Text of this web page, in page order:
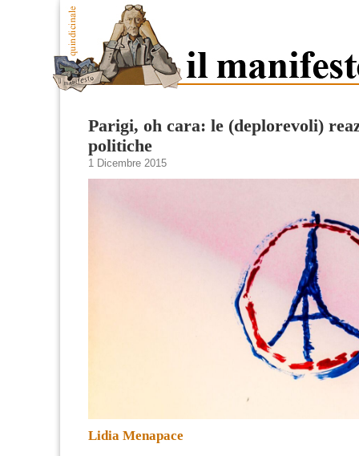
Parigi, oh cara: le (deplorevoli)
politiche
1 Dicembre 2015
Lidia Menapace